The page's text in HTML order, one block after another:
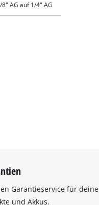
8" AG auf 1/4" AG
Garantieservice für deine
und Akkus.